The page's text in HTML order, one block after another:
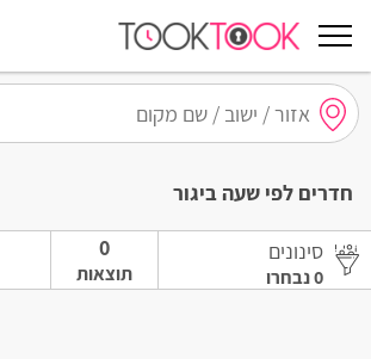
נתניה
חדרים לפי שעה ביגור
סינונים
0נבחרו
0
תוצאות